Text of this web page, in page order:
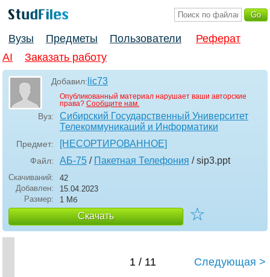
Вузы Предметы Пользователи
Реферат
AI
Заказать работу
Добавил: lic73
Опубликованный материал нарушает ваши авторские
права? Сообщите нам.
Вуз:
Сибирский Государственный Университет
Телекоммуникаций и Информатики
Предмет: [НЕСОРТИРОВАННОЕ]
Файл: АБ-75 / Пакетная Телефония / sip3.ppt
Скачиваний:
42
Добавлен:
15.04.2023
Размер:
1 Мб
Скачать ☆
1 / 11 Следующая >